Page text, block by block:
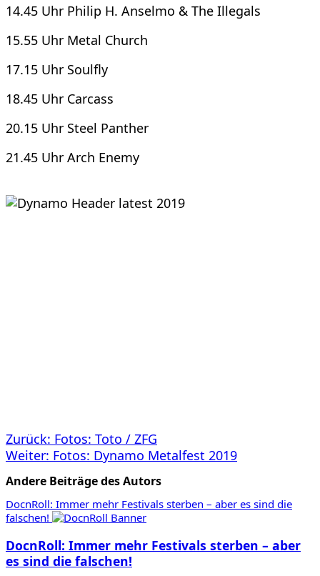
14.45 Uhr Philip H. Anselmo & The Illegals
15.55 Uhr Metal Church
17.15 Uhr Soulfly
18.45 Uhr Carcass
20.15 Uhr Steel Panther
21.45 Uhr Arch Enemy
Beitragsnavigation
Zurück: Fotos: Toto / ZFG
Weiter: Fotos: Dynamo Metalfest 2019
Andere Beiträge des Autors
DocnRoll: Immer mehr Festivals sterben – aber es sind die
falschen!
DocnRoll: Immer mehr Festivals sterben – aber
es sind die falschen!